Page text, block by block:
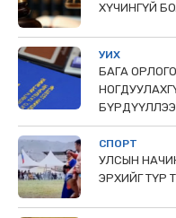
ХҮЧИНГҮЙ
УИХ
БАГА
БҮРДҮҮЛЛЭЭ
СПОРТ
УЛСЫН
ЭРХИЙГ ТҮР